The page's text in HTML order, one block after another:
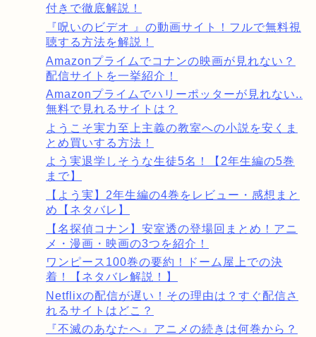
付きで徹底解説！
『呪いのビデオ 』の動画サイト！フルで無料視
聴する方法を解説！
Amazonプライムでコナンの映画が見れない？
配信サイトを一挙紹介！
Amazonプライムでハリーポッターが見れない..
無料で見れるサイトは？
ようこそ実力至上主義の教室への小説を安くま
とめ買いする方法！
よう実退学しそうな生徒5名！【2年生編の5巻
まで】
【よう実】2年生編の4巻をレビュー・感想まと
め【ネタバレ】
【名探偵コナン】安室透の登場回まとめ！アニ
メ・漫画・映画の3つを紹介！
ワンピース100巻の要約！ドーム屋上での決
着！【ネタバレ解説！】
Netflixの配信が遅い！その理由は？すぐ配信さ
れるサイトはどこ？
『不滅のあなたへ』アニメの続きは何巻から？